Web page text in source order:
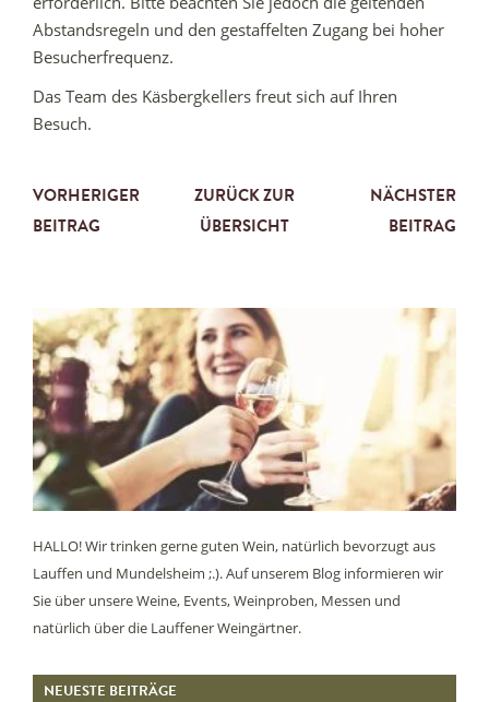
Abstandsregeln und den gestaffelten Zugang bei hoher
Besucherfrequenz.
Das Team des Käsbergkellers freut sich auf Ihren
Besuch.
VORHERIGER
BEITRAG
ZURÜCK ZUR
ÜBERSICHT
NÄCHSTER
BEITRAG
HALLO! Wir trinken gerne guten Wein, natürlich bevorzugt aus
Lauffen und Mundelsheim ;.). Auf unserem Blog informieren wir
Sie über unsere Weine, Events, Weinproben, Messen und
natürlich über die Lauffener Weingärtner.
NEUESTE BEITRÄGE